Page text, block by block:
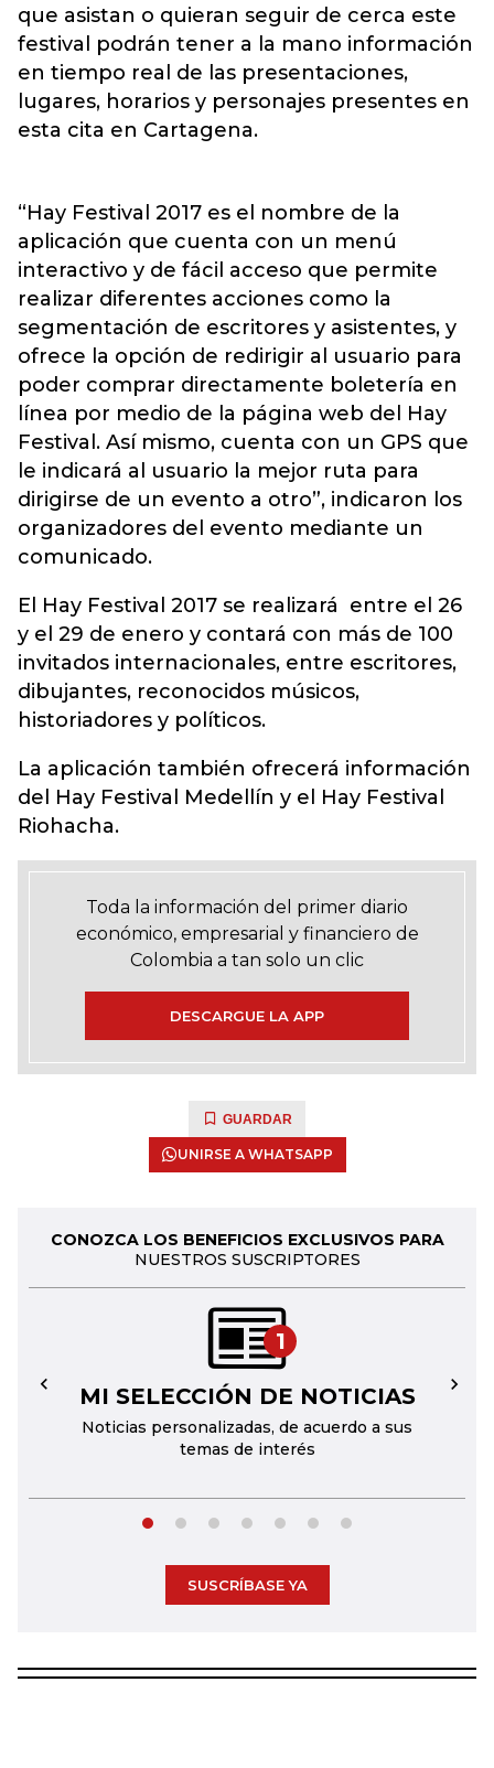
que asistan o quieran seguir de cerca este
festival podrán tener a la mano información
en tiempo real de las presentaciones,
lugares, horarios y personajes presentes en
esta cita en Cartagena.
“Hay Festival 2017 es el nombre de la
aplicación que cuenta con un menú
interactivo y de fácil acceso que permite
realizar diferentes acciones como la
segmentación de escritores y asistentes, y
ofrece la opción de redirigir al usuario para
poder comprar directamente boletería en
línea por medio de la página web del Hay
Festival. Así mismo, cuenta con un GPS que
le indicará al usuario la mejor ruta para
dirigirse de un evento a otro”, indicaron los
organizadores del evento mediante un
comunicado.
El Hay Festival 2017 se realizará entre el 26
y el 29 de enero y contará con más de 100
invitados internacionales, entre escritores,
dibujantes, reconocidos músicos,
historiadores y políticos.
La aplicación también ofrecerá información
del Hay Festival Medellín y el Hay Festival
Riohacha.
Toda la información del primer diario
económico, empresarial y financiero de
Colombia a tan solo un clic
DESCARGUE LA APP
GUARDAR
UNIRSE A WHATSAPP
CONOZCA LOS BENEFICIOS EXCLUSIVOS PARA
NUESTROS SUSCRIPTORES
1
MI SELECCIÓN DE NOTICIAS
Noticias personalizadas, de acuerdo a sus
temas de interés
← →
SUSCRÍBASE YA